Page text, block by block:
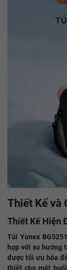
Thiết Kế và
Thiết Kế Hiện
Túi Yonex
hợp với xu hướng
được tối ưu hóa
thiết cho một